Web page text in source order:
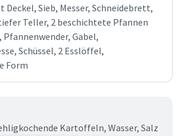
Sieb, Messer, Schneidebrett,
Teller, 2 beschichtete Pfannen
Pfannenwender, Gabel,
Schüssel, 2 Esslöffel,
Form
Kartoffeln, Wasser, Salz